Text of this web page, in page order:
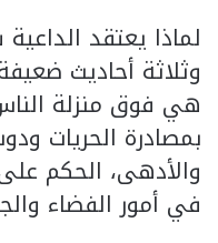
لماذا يعتقد
وثلاثة أحاديث
هي فوق منزلة
بمصادرة الحريات
والأدهى، الحكم
في أمور الفضاء